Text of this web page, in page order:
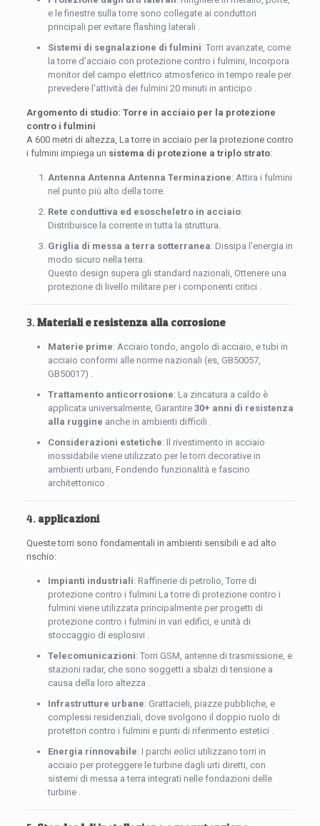
e le finestre sulla torre sono collegate ai conduttori
principali per evitare flashing laterali .
Sistemi di segnalazione di fulmini: Torri avanzate, come
la torre d'acciaio con protezione contro i fulmini, Incorpora
monitor del campo elettrico atmosferico in tempo reale per
prevedere l'attività dei fulmini 20 minuti in anticipo .
Argomento di studio: Torre in acciaio per la protezione
contro i fulmini
A 600 metri di altezza, La torre in acciaio per la protezione contro
i fulmini impiega un sistema di protezione a triplo strato:
Antenna Antenna Antenna Terminazione: Attira i fulmini
nel punto più alto della torre.
Rete conduttiva ed esoscheletro in acciaio:
Distribuisce la corrente in tutta la struttura.
Griglia di messa a terra sotterranea: Dissipa l'energia in
modo sicuro nella terra.
Questo design supera gli standard nazionali, Ottenere una
protezione di livello militare per i componenti critici .
3. Materiali e resistenza alla corrosione
Materie prime: Acciaio tondo, angolo di acciaio, e tubi in
acciaio conformi alle norme nazionali (es, GB50057,
GB50017) .
Trattamento anticorrosione: La zincatura a caldo è
applicata universalmente, Garantire 30+ anni di resistenza
alla ruggine anche in ambienti difficili .
Considerazioni estetiche: Il rivestimento in acciaio
inossidabile viene utilizzato per le torri decorative in
ambienti urbani, Fondendo funzionalità e fascino
architettonico .
4. applicazioni
Queste torri sono fondamentali in ambienti sensibili e ad alto
rischio:
Impianti industriali: Raffinerie di petrolio, Torre di
protezione contro i fulmini La torre di protezione contro i
fulmini viene utilizzata principalmente per progetti di
protezione contro i fulmini in vari edifici, e unità di
stoccaggio di esplosivi .
Telecomunicazioni: Torri GSM, antenne di trasmissione, e
stazioni radar, che sono soggetti a sbalzi di tensione a
causa della loro altezza .
Infrastrutture urbane: Grattacieli, piazze pubbliche, e
complessi residenziali, dove svolgono il doppio ruolo di
protettori contro i fulmini e punti di riferimento estetici .
Energia rinnovabile: I parchi eolici utilizzano torri in
acciaio per proteggere le turbine dagli urti diretti, con
sistemi di messa a terra integrati nelle fondazioni delle
turbine .